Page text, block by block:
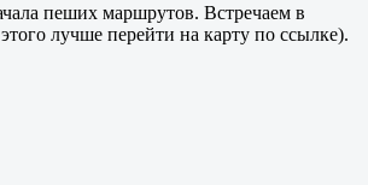
пеших маршрутов. Встречаем в
лучше перейти на карту по ссылке).